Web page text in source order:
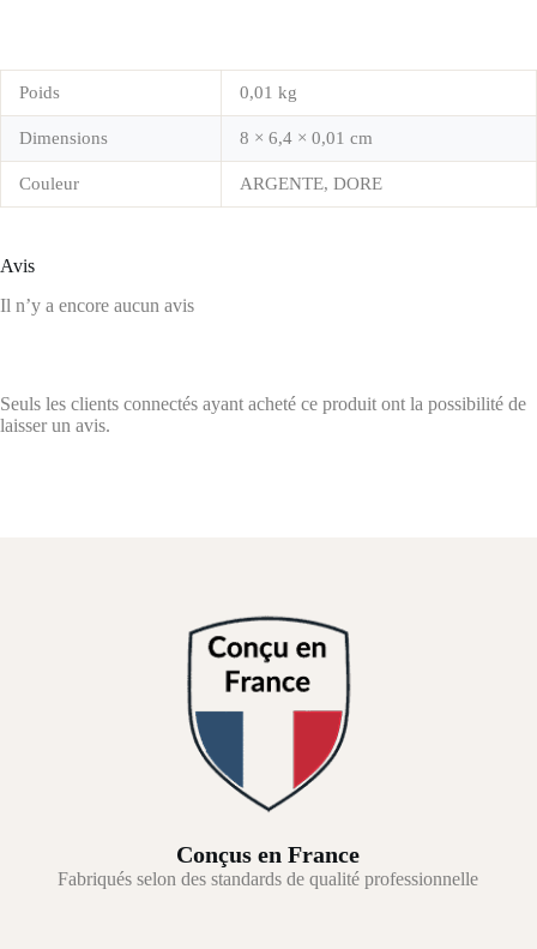
Poids 0,01 kg
Dimensions 8 × 6,4 × 0,01 cm
Couleur ARGENTE, DORE
Avis
Il n’y a encore aucun avis
Seuls les clients connectés ayant acheté ce produit ont la possibilité de
laisser un avis.
Conçus en France
Fabriqués selon des standards de qualité professionnelle